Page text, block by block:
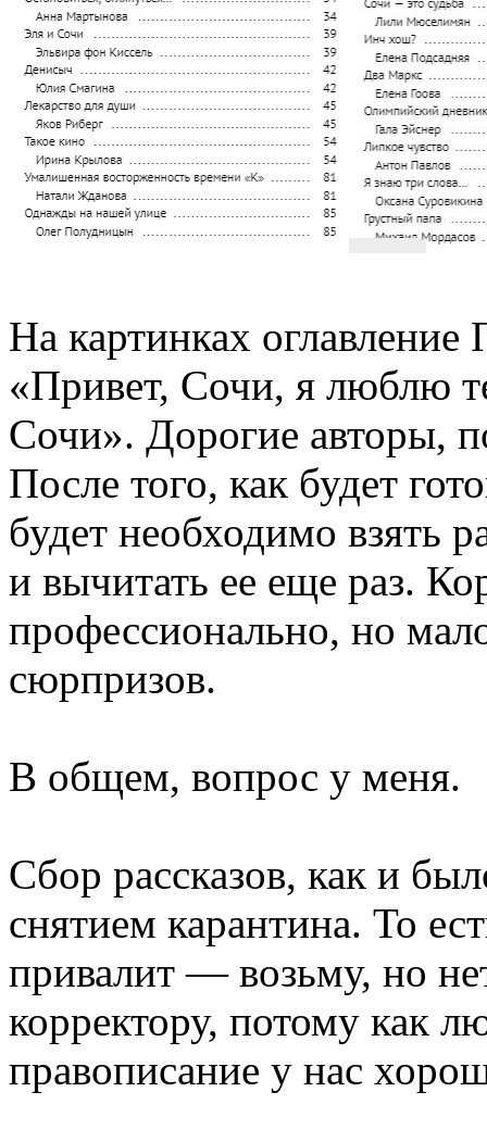
На картинках
«Привет, Сочи, я люблю
Сочи». Дорогие авторы,
После того, как будет
будет необходимо взять
и вычитать ее еще раз.
профессионально, но
сюрпризов.
В общем, вопрос у меня.
Сбор рассказов, как и
снятием карантина. То
привалит — возьму, но
корректору, потому как
правописание у нас